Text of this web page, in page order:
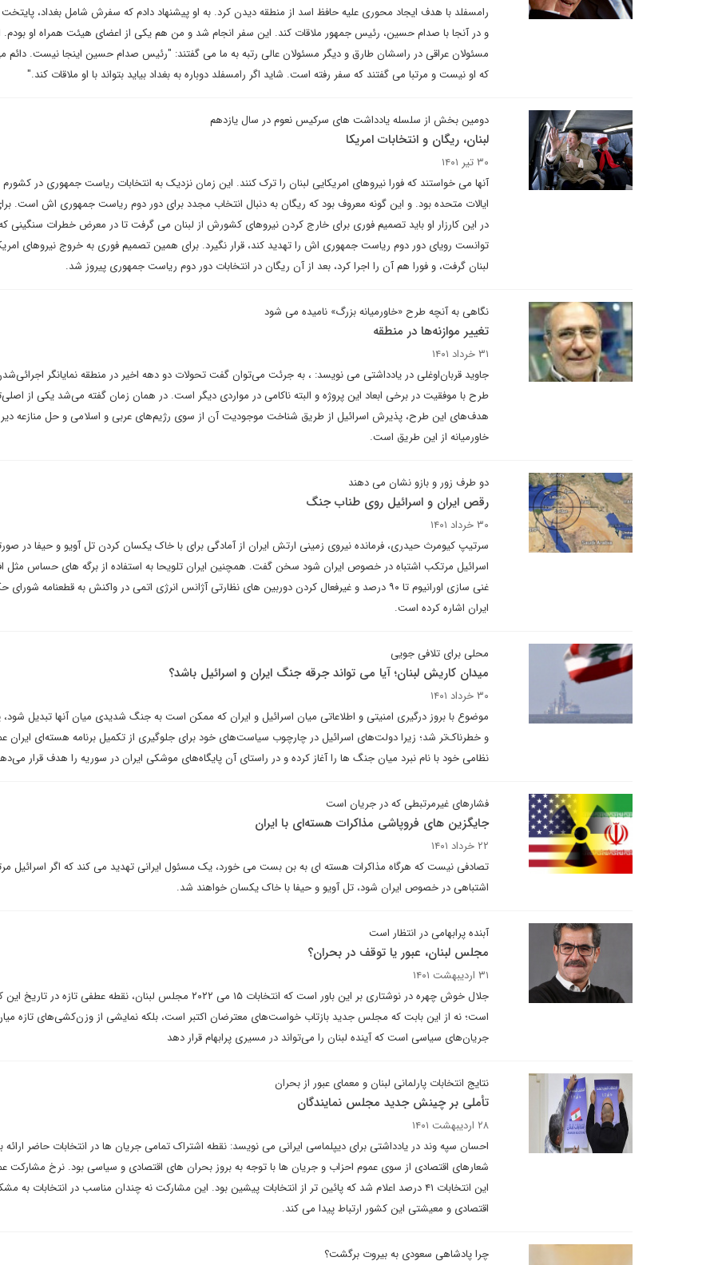
رامسفلد با هدف ایجاد محوری علیه حافظ اسد از منطقه دیدن کرد. به او پیشنهاد دادم که سفرش شامل بغداد، پایتخت
و در آنجا با صدام حسین، رئیس جمهور ملاقات کند. این سفر انجام شد و من هم یکی از اعضای هیئت همراه او بودم.
مسئولان عراقی در راسشان طارق و دیگر مسئولان عالی رتبه به ما می گفتند: "رئیس صدام حسین اینجا نیست. دائم
که او نیست و مرتبا می گفتند که سفر رفته است. شاید اگر رامسفلد دوباره به بغداد بیاید بتواند با او ملاقات کند."
دومین بخش از سلسله یادداشت های سرکیس نعوم در سال یازدهم
لبنان، ریگان و انتخابات امریکا
۳۰ تیر ۱۴۰۱
آنها می خواستند که فورا نیروهای امریکایی لبنان را ترک کنند. این زمان نزدیک به انتخابات ریاست جمهوری در
ایالات متحده بود. و این گونه معروف بود که ریگان به دنبال انتخاب مجدد برای دور دوم ریاست جمهوری اش است.
در این کارزار او باید تصمیم فوری برای خارج کردن نیروهای کشورش از لبنان می گرفت تا در معرض خطرات سنگینی
توانست رویای دور دوم ریاست جمهوری اش را تهدید کند، قرار نگیرد. برای همین تصمیم فوری به خروج نیروهای
لبنان گرفت، و فورا هم آن را اجرا کرد، بعد از آن ریگان در انتخابات دور دوم ریاست جمهوری پیروز شد.
نگاهی به آنچه طرح «خاورمیانه بزرگ» نامیده می شود
تغییر موازنه‌ها در منطقه
۳۱ خرداد ۱۴۰۱
جاوید قربان‌اوغلی در یادداشتی می نویسد: ، به جرئت می‌توان گفت تحولات دو دهه اخیر در منطقه نمایانگر
طرح با موفقیت در برخی ابعاد این پروژه و البته ناکامی در مواردی دیگر است. در همان زمان گفته می‌شد یکی از
هدف‌های این طرح، پذیرش اسرائیل از طریق شناخت موجودیت آن از سوی رژیم‌های عربی و اسلامی و حل منازعه
خاورمیانه از این طریق است.
دو طرف زور و بازو نشان می دهند
رقص ایران و اسرائیل روی طناب جنگ
۳۰ خرداد ۱۴۰۱
سرتیپ کیومرث حیدری، فرمانده نیروی زمینی ارتش ایران از آمادگی برای با خاک یکسان کردن تل آویو و حیفا در
اسرائیل مرتکب اشتباه در خصوص ایران شود سخن گفت. همچنین ایران تلویحا به استفاده از برگه های حساس مثل
غنی سازی اورانیوم تا ۹۰ درصد و غیرفعال کردن دوربین های نظارتی آژانس انرژی اتمی در واکنش به قطعنامه شورای
ایران اشاره کرده است.
محلی برای تلافی جویی
میدان کاریش لبنان؛ آیا می تواند جرقه جنگ ایران و اسرائیل باشد؟
۳۰ خرداد ۱۴۰۱
موضوع با بروز درگیری امنیتی و اطلاعاتی میان اسرائیل و ایران که ممکن است به جنگ شدیدی میان آنها تبدیل شود،
و خطرناک‌تر شد؛ زیرا دولت‌های اسرائیل در چارچوب سیاست‌های خود برای جلوگیری از تکمیل برنامه هسته‌ای ایران
نظامی خود با نام نبرد میان جنگ ها را آغاز کرده و در راستای آن پایگاه‌های موشکی ایران در سوریه را هدف قرار
فشارهای غیرمرتبطی که در جریان است
جایگزین های فروپاشی مذاکرات هسته‌ای با ایران
۲۲ خرداد ۱۴۰۱
تصادفی نیست که هرگاه مذاکرات هسته ای به بن بست می خورد، یک مسئول ایرانی تهدید می کند که اگر اسرائیل
اشتباهی در خصوص ایران شود، تل آویو و حیفا با خاک یکسان خواهند شد.
آبنده پرابهامی در انتظار است
مجلس لبنان، عبور یا توقف در بحران؟
۳۱ اردیبهشت ۱۴۰۱
جلال خوش چهره در نوشتاری بر این باور است که انتخابات ۱۵ می ‌۲۰۲۲ مجلس لبنان، نقطه عطفی تازه‌ در
است؛ نه از این بابت که مجلس جدید بازتاب خواست‌های معترضان اکتبر است، بلکه نمایشی از وزن‌کشی‌های تازه‌
جریان‌های سیاسی است که آینده لبنان را می‌تواند در مسیری پرابهام قرار دهد
نتایج انتخابات پارلمانی لبنان و معمای عبور از بحران
تأملی بر چینش جدید مجلس نمایندگان
۲۸ اردیبهشت ۱۴۰۱
احسان سپه وند در یادداشتی برای دیپلماسی ایرانی می نویسد: نقطه اشتراک تمامی جریان ها در انتخابات حاضر ارائه
شعارهای اقتصادی از سوی عموم احزاب و جریان ها با توجه به بروز بحران های اقتصادی و سیاسی بود. نرخ مشارکت
این انتخابات ۴۱ درصد اعلام شد که پائین تر از انتخابات پیشین بود. این مشارکت نه چندان مناسب در انتخابات به
اقتصادی و معیشتی این کشور ارتباط پیدا می کند.
چرا پادشاهی سعودی به بیروت برگشت؟